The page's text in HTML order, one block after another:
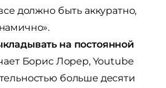
должно быть аккуратно,
на постоянной
Борис Лорер, Youtube
больше десяти